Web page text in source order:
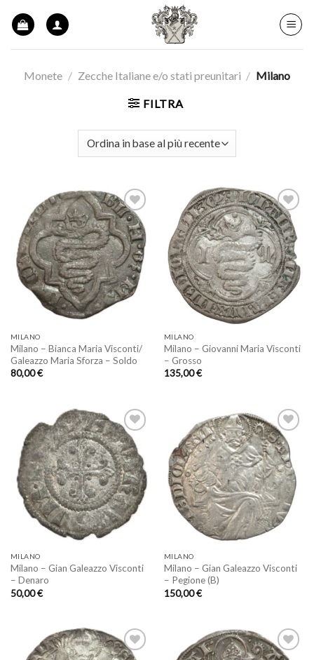
Monete / Zecche Italiane e/o stati preunitari / Milano
FILTRA
Aggiungi
a lista
dei
desideri
MILANO
Milano – Bianca Maria Visconti/
Galeazzo Maria Sforza – Soldo
80,00€
Aggiungi
a lista
dei
desideri
MILANO
Milano – Giovanni Maria Visconti
– Grosso
135,00€
Aggiungi
a lista
dei
desideri
MILANO
Milano – Gian Galeazzo Visconti
– Denaro
50,00€
Aggiungi
a lista
dei
desideri
MILANO
Milano – Gian Galeazzo Visconti
– Pegione (B)
150,00€